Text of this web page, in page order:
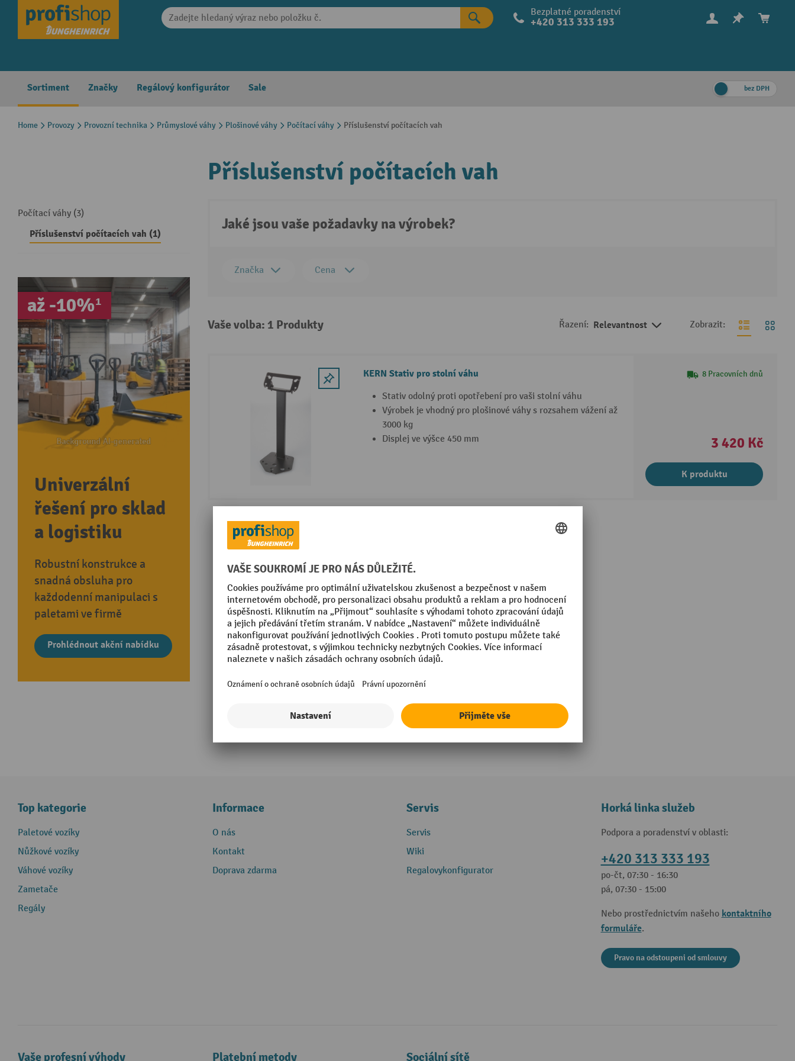
Skip to main navigation Bezplatné poradenství
+420 313 333 193
Sortiment Značky Regálový konfigurátor Sale bez DPH
Home Provozy Provozní technika Průmyslové váhy Plošinové váhy Počítací váhy Příslušenství počítacích vah
Počítací váhy (3)
Příslušenství počítacích vah (1)
až -10%¹
Univerzální
řešení pro sklad
a logistiku
Robustní konstrukce a
snadná obsluha pro
každodenní manipulaci s
paletami ve firmě
Prohlédnout akční nabídku
Příslušenství počítacích vah
Jaké jsou vaše požadavky na výrobek?
Značka Cena
Vaše volba: 1 Produkty Řazení: Relevantnost Zobrazit:
KERN Stativ pro stolní váhu
Stativ odolný proti opotřebení pro vaši stolní váhu
Výrobek je vhodný pro plošinové váhy s rozsahem vážení až
3000 kg
Displej ve výšce 450 mm
8 Pracovních dnů
3 420 Kč
K produktu
Top kategorie
Paletové vozíky
Nůžkové vozíky
Váhové vozíky
Zametače
Regály
Informace
O nás
Kontakt
Doprava zdarma
Servis
Servis
Wiki
Regalovykonfigurator
Horká linka služeb
Podpora a poradenství v oblasti:
+420 313 333 193
po-čt, 07:30 - 16:30
pá, 07:30 - 15:00
Nebo prostřednictvím našeho kontaktního
formuláře.
Pravo na odstoupeni od smlouvy
Vaše profesní výhody Platební metody Sociální sítě